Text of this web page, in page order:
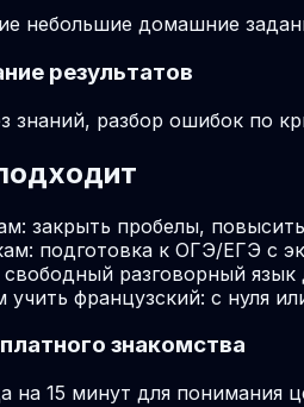
небольшие домашние
результатов
знаний, разбор ошибок по
закрыть пробелы,
подготовка к ОГЭ/ЕГЭ с
разговорный язык
французский: с нуля
знакомства
на 15 минут для понимания